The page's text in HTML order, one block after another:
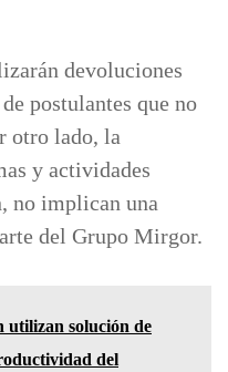
devoluciones
postulantes que no
otro lado, la
y actividades
no implican una
del Grupo Mirgor.
utilizan solución de
del